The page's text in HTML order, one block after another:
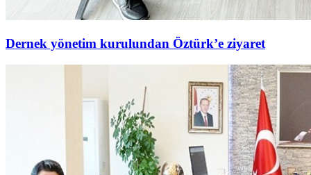
Dernek yönetim kurulundan Öztürk’e ziyaret